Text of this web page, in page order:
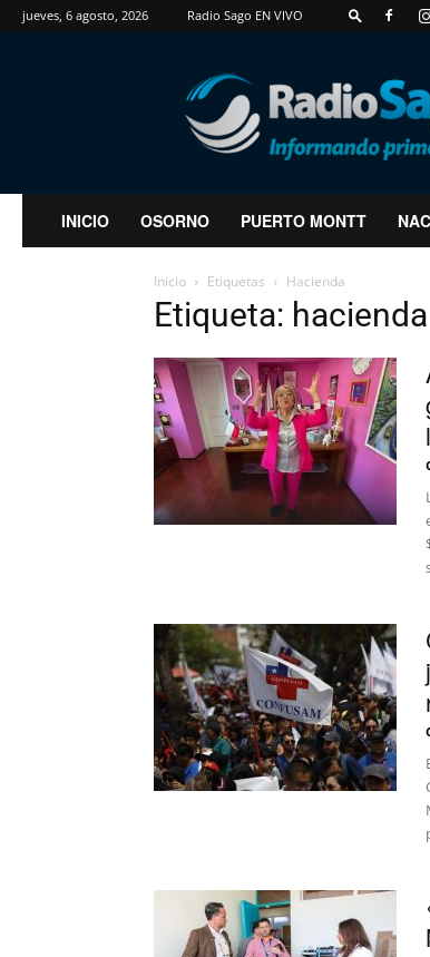
jueves, 6 agosto, 2026 Radio Sago EN VIVO
RadioSago
INICIO OSORNO PUERTO MONTT
Inicio Etiquetas Hacienda
Etiqueta: hacienda